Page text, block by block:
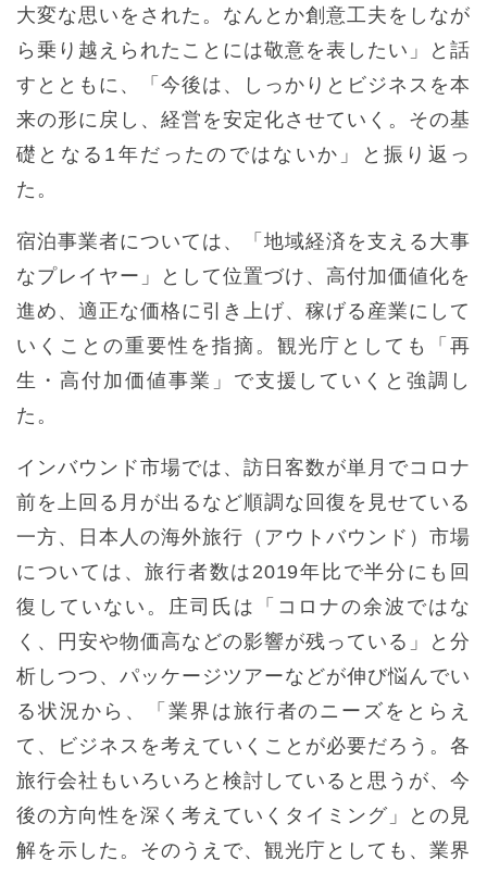
大変な思いをされた。なんとか創意工夫をしなが
ら乗り越えられたことには敬意を表したい」と話
すとともに、「今後は、しっかりとビジネスを本
来の形に戻し、経営を安定化させていく。その基
礎となる1年だったのではないか」と振り返っ
た。
宿泊事業者については、「地域経済を支える大事
なプレイヤー」として位置づけ、高付加価値化を
進め、適正な価格に引き上げ、稼げる産業にして
いくことの重要性を指摘。観光庁としても「再
生・高付加価値事業」で支援していくと強調し
た。
インバウンド市場では、訪日客数が単月でコロナ
前を上回る月が出るなど順調な回復を見せている
一方、日本人の海外旅行（アウトバウンド）市場
については、旅行者数は2019年比で半分にも回
復していない。庄司氏は「コロナの余波ではな
く、円安や物価高などの影響が残っている」と分
析しつつ、パッケージツアーなどが伸び悩んでい
る状況から、「業界は旅行者のニーズをとらえ
て、ビジネスを考えていくことが必要だろう。各
旅行会社もいろいろと検討していると思うが、今
後の方向性を深く考えていくタイミング」との見
解を示した。そのうえで、観光庁としても、業界